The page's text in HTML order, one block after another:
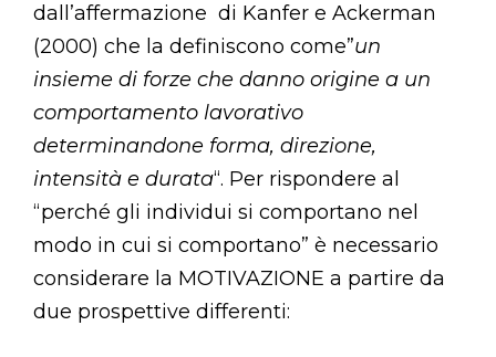
dall’affermazione di Kanfer e Ackerman
(2000) che la definiscono come”un
insieme di forze che danno origine a un
comportamento lavorativo
determinandone forma, direzione,
intensità e durata“. Per rispondere al
“perché gli individui si comportano nel
modo in cui si comportano” è necessario
considerare la MOTIVAZIONE a partire da
due prospettive differenti: